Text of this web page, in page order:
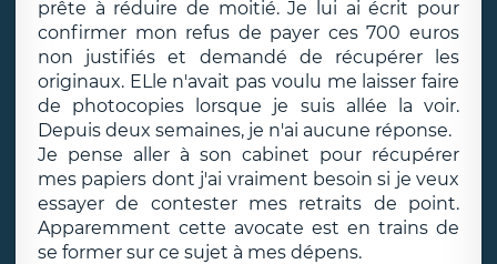
prête à réduire de moitié. Je lui ai écrit pour
confirmer mon refus de payer ces 700 euros
non justifiés et demandé de récupérer les
originaux. ELle n'avait pas voulu me laisser faire
de photocopies lorsque je suis allée la voir.
Depuis deux semaines, je n'ai aucune réponse.
Je pense aller à son cabinet pour récupérer
mes papiers dont j'ai vraiment besoin si je veux
essayer de contester mes retraits de point.
Apparemment cette avocate est en trains de
se former sur ce sujet à mes dépens.